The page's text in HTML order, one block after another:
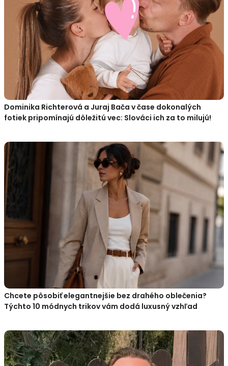
Dominika Richterová a Juraj Bača v čase dokonalých
fotiek pripomínajú dôležitú vec: Slováci ich za to milujú!
Chcete pôsobiť elegantnejšie bez drahého oblečenia?
Týchto 10 módnych trikov vám dodá luxusný vzhľad